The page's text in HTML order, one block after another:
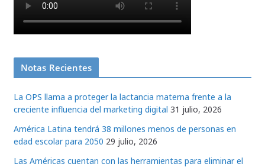
Notas Recientes
La OPS llama a proteger la lactancia materna frente a la
creciente influencia del marketing digital 31 julio, 2026
América Latina tendrá 38 millones menos de personas en
edad escolar para 2050 29 julio, 2026
Las Américas cuentan con las herramientas para eliminar el